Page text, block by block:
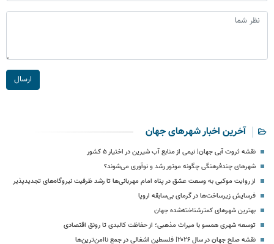
ارسال
آخرین اخبار شهرهای جهان
نقشه ثروت آبی جهان| نیمی از منابع آب شیرین در اختیار ۵ کشور
شهرهای چندفرهنگی چگونه موتور رشد و نوآوری می‌شوند؟
از روایت موکبی به وسعت عشق در پناه امام مهربانی‌ها تا رشد ظرفیت نیروگاه‌های تجدیدپذیر
فرسایش زیرساخت‌ها در گرمای بی‌سابقه اروپا
بهترین شهرهای کمترشناخته‌شده جهان
توسعه شهری همسو با میراث مذهبی؛ از حفاظت کالبدی تا رونق اقتصادی
نقشه صلح جهان در سال ۲۰۲۶| فلسطین اشغالی در جمع ناامن‌ترین‌ها